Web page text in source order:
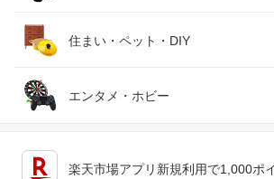
腕時計
ジュエリー・アクセサリー
スマートフォン・タブレット
パソコン・周辺機器
ゴルフ
車用品・バイク用品
車・バイク
住まい・ペット・DIY
インテリア・寝具・収納
エンタメ・ホビー
楽天市場アプリ新規利用で1,000ポ